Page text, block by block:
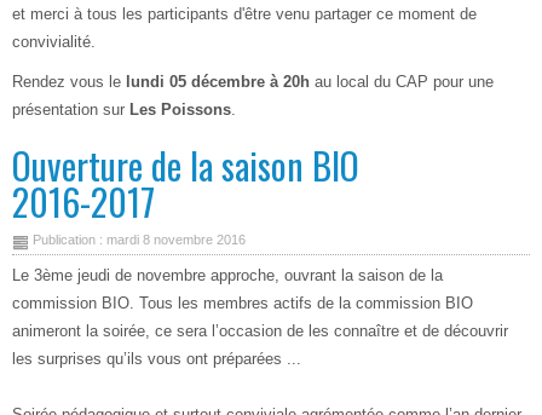
et merci à tous les participants d'être venu partager ce moment de
convivialité.
Rendez vous le lundi 05 décembre à 20h au local du CAP pour une
présentation sur Les Poissons.
Ouverture de la saison BIO
2016-2017
Publication : mardi 8 novembre 2016
Le 3ème jeudi de novembre approche, ouvrant la saison de la
commission BIO. Tous les membres actifs de la commission BIO
animeront la soirée, ce sera l’occasion de les connaître et de découvrir
les surprises qu’ils vous ont préparées ...